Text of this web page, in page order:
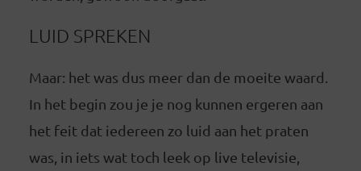
LUID SPREKEN
Maar: het was dus meer dan de moeite waard.
In het begin zou je je nog kunnen ergeren aan
het feit dat iedereen zo luid aan het praten
was, in iets wat toch leek op live televisie,